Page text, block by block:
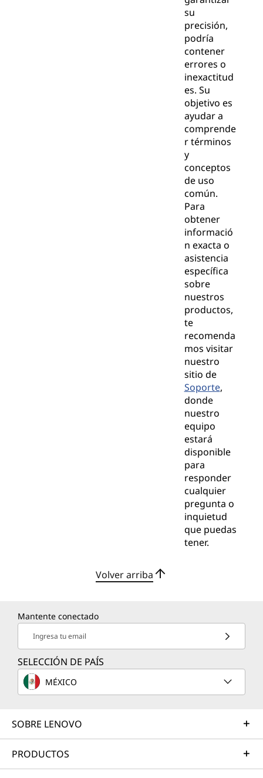
su
precisión,
podría
contener
errores o
inexactitud
es. Su
objetivo es
ayudar a
comprende
r términos
y
conceptos
de uso
común.
Para
obtener
informació
n exacta o
asistencia
específica
sobre
nuestros
productos,
te
recomenda
mos visitar
nuestro
sitio de
Soporte,
donde
nuestro
equipo
estará
disponible
para
responder
cualquier
pregunta o
inquietud
que puedas
tener.
Volver arriba
Mantente conectado
Ingresa tu email
SELECCIÓN DE PAÍS
MÉXICO
SOBRE LENOVO
PRODUCTOS